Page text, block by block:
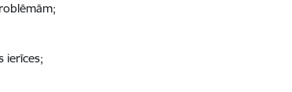
ierīces;